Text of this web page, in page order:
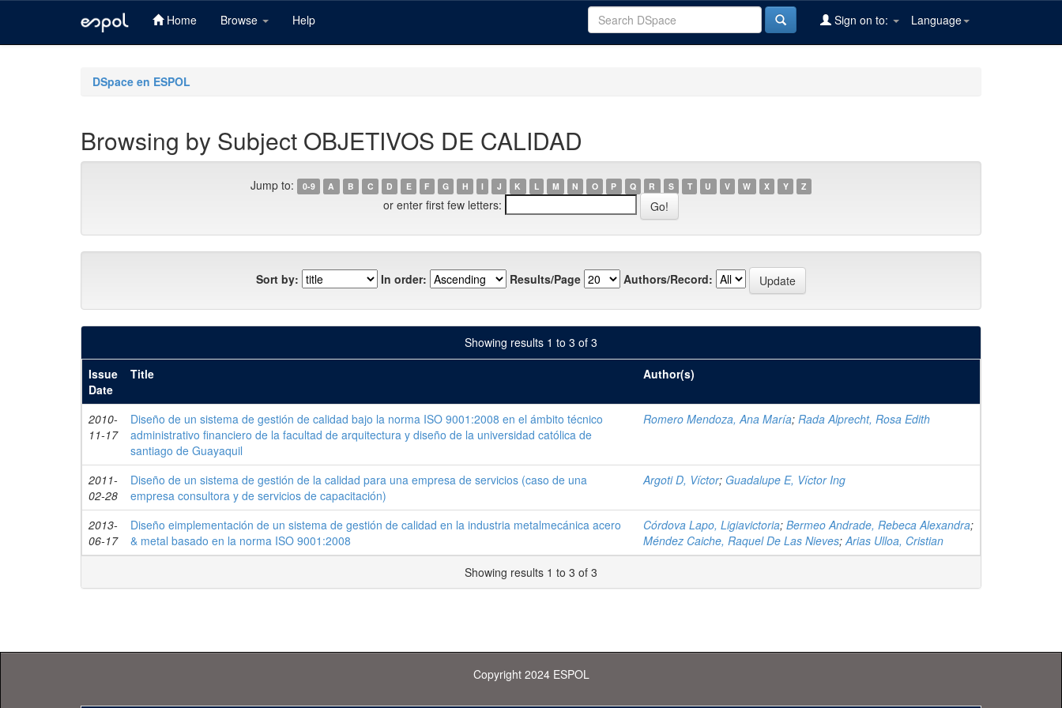
Home Browse Help Language
Sign on to:
DSpace en ESPOL
Browsing by Subject OBJETIVOS DE CALIDAD
Jump to: 0-9 A B C D E F G H I J K L M N O P Q R S T U V W X Y Z
or enter first few letters:
Sort by: In order: Results/Page Authors/Record:
Showing results 1 to 3 of 3
Issue
Date
Title Author(s)
2010-
11-17
Diseño de un sistema de gestión de calidad bajo la norma ISO 9001:2008 en el ámbito técnico
administrativo financiero de la facultad de arquitectura y diseño de la universidad católica de
santiago de Guayaquil
Romero Mendoza, Ana María; Rada Alprecht, Rosa Edith
2011-
02-28
Diseño de un sistema de gestión de la calidad para una empresa de servicios (caso de una
empresa consultora y de servicios de capacitación)
Argoti D, Víctor; Guadalupe E, Víctor Ing
2013-
06-17
Diseño eimplementación de un sistema de gestión de calidad en la industria metalmecánica acero
& metal basado en la norma ISO 9001:2008
Córdova Lapo, Ligiavictoria; Bermeo Andrade, Rebeca Alexandra;
Méndez Caiche, Raquel De Las Nieves;Arias Ulloa, Cristian
Showing results 1 to 3 of 3
Copyright 2024 ESPOL